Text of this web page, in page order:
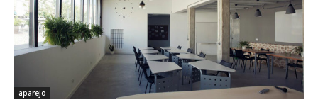
aparejo